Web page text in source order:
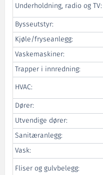
Underholdning, radio og TV:
Bysseutstyr:
Kjøle/fryseanlegg:
Vaskemaskiner:
Trapper i innredning:
HVAC:
Dører:
Utvendige dører:
Sanitæranlegg:
Vask:
Fliser og gulvbelegg: